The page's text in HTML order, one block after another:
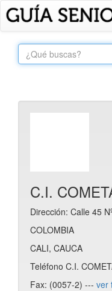
C.I.
Dirección: Calle 45
COLOMBIA
CALI, CAUCA
Teléfono C.I.
Fax: (0057-2) --- ver